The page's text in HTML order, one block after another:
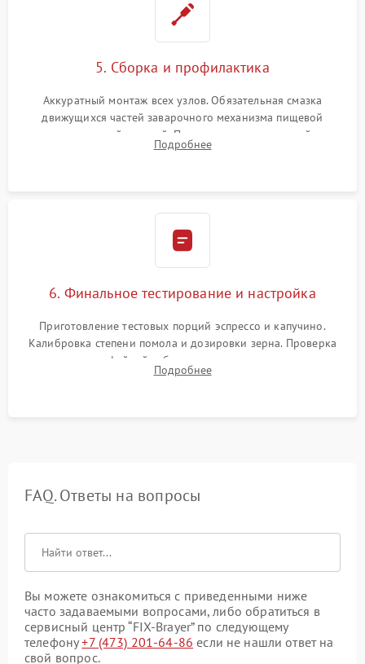
5. Сборка и профилактика
Аккуратный монтаж всех узлов. Обязательная смазка
движущихся частей заварочного механизма пищевой
силиконовой смазкой. Проведение программной
декальцинации и очистки системы от кофейных масел.
Подробнее
6. Финальное тестирование и настройка
Приготовление тестовых порций эспрессо и капучино.
Калибровка степени помола и дозировки зерна. Проверка
плотности кофейной таблетки, температуры напитка и
качества молочной пены. Контроль отсутствия посторонних
Подробнее
FAQ. Ответы на вопросы
Вы можете ознакомиться с приведенными ниже
часто задаваемыми вопросами, либо обратиться в
сервисный центр “FIX-Brayer” по следующему
телефону+7 (473) 201-64-86 если не нашли ответ на
свой вопрос.